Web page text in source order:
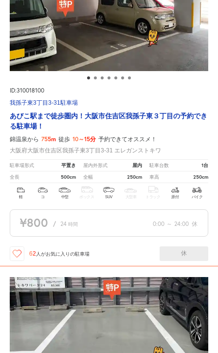
ID:310018100
我孫子東3丁目3-31駐車場
あびこ駅まで徒歩圏内！大阪市住吉区我孫子東３丁目の予約でき
る駐車場！
錦温泉から 755m 徒歩 10～15分 予約できてオススメ！
大阪府大阪市住吉区我孫子東3丁目3-31 エレガンストキワ
駐車場形式 平置き 屋内外形式 屋内 駐車台数 1台
全長 500cm 全幅 250cm 車高 250cm
軽 コ 中型 ボックス SUV 大型車 トラック 原付 バイク
¥800 / 24 時間 0:00 ～ 24:00 休
62 人がお気に入りの駐車場 休